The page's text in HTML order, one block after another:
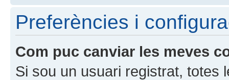
Preferències i
Com puc canviar les meves
Si sou un usuari registrat, totes